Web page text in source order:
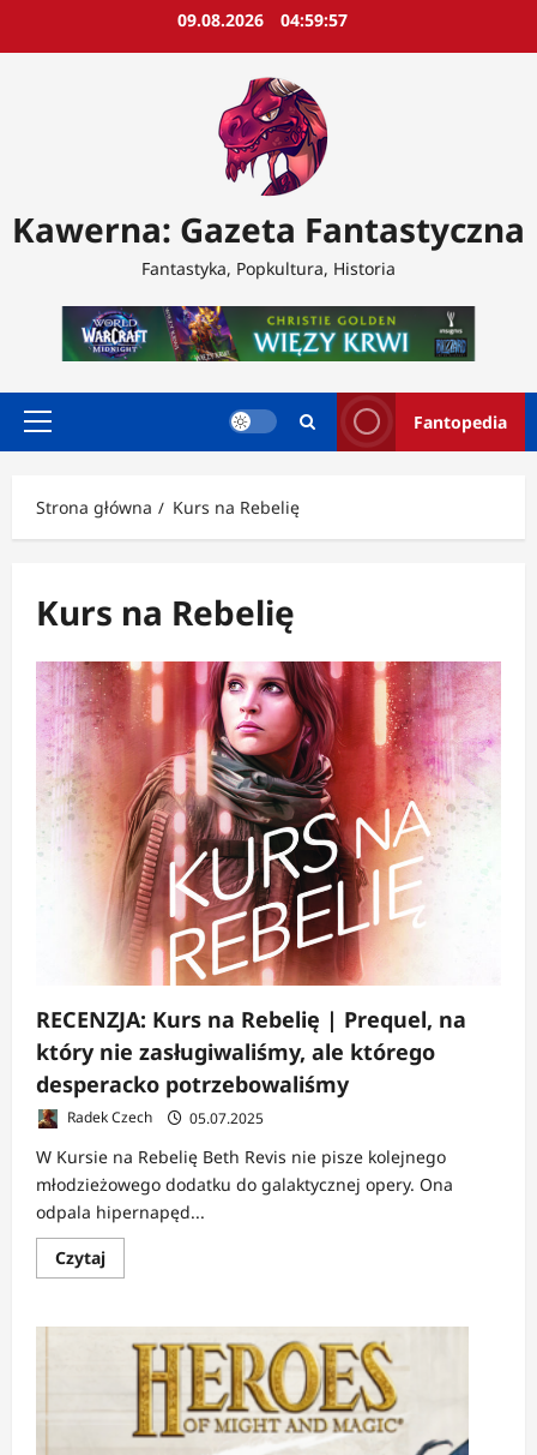
09.08.2026 04:59:58
Kawerna: Gazeta Fantastyczna
Fantastyka, Popkultura, Historia
Menu
Fantopedia
Strona główna Kurs na Rebelię
Kurs na Rebelię
RECENZJA: Kurs na Rebelię | Prequel, na
który nie zasługiwaliśmy, ale którego
desperacko potrzebowaliśmy
Radek Czech 05.07.2025
W Kursie na Rebelię Beth Revis nie pisze kolejnego
młodzieżowego dodatku do galaktycznej opery. Ona
odpala hipernapęd...
CzytajDowiedz
się
RECENZJA:
Kurs
Rebelię
Prequel,
który